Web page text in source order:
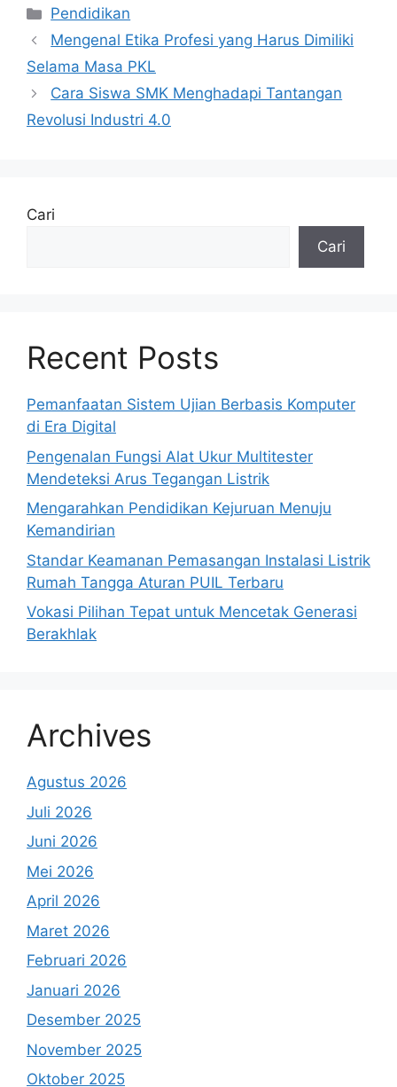
Kategori
Pendidikan
Mengenal Etika Profesi yang Harus Dimiliki
Selama Masa PKL
Cara Siswa SMK Menghadapi Tantangan
Revolusi Industri 4.0
Cari
Cari
Recent Posts
Pemanfaatan Sistem Ujian Berbasis Komputer
di Era Digital
Pengenalan Fungsi Alat Ukur Multitester
Mendeteksi Arus Tegangan Listrik
Mengarahkan Pendidikan Kejuruan Menuju
Kemandirian
Standar Keamanan Pemasangan Instalasi Listrik
Rumah Tangga Aturan PUIL Terbaru
Vokasi Pilihan Tepat untuk Mencetak Generasi
Berakhlak
Archives
Agustus 2026
Juli 2026
Juni 2026
Mei 2026
April 2026
Maret 2026
Februari 2026
Januari 2026
Desember 2025
November 2025
Oktober 2025